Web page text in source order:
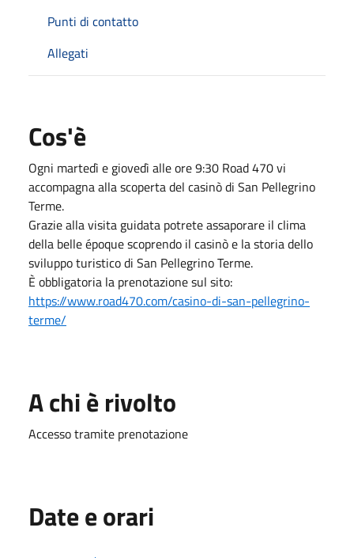
Punti di contatto
Allegati
Cos'è
Ogni martedì e giovedì alle ore 9:30 Road 470 vi
accompagna alla scoperta del casinò di San Pellegrino
Terme.
Grazie alla visita guidata potrete assaporare il clima
della belle époque scoprendo il casinò e la storia dello
sviluppo turistico di San Pellegrino Terme.
È obbligatoria la prenotazione sul sito:
https://www.road470.com/casino-di-san-pellegrino-
terme/
A chi è rivolto
Accesso tramite prenotazione
Date e orari